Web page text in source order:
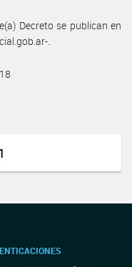
Decreto se publican en
.